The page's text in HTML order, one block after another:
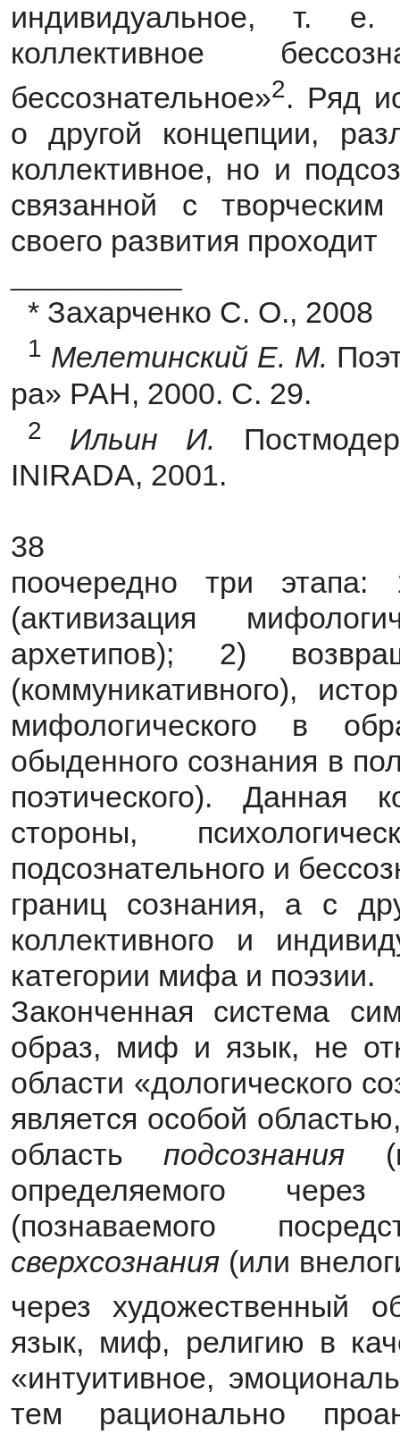
индивидуальное, т. е.
коллективное
бессознательное»2. Ряд
о другой концепции,
коллективное, но и
связанной с
своего развития проходит
* Захарченко С. О., 2008
1 Мелетинский Е. М.
ра» РАН, 2000. С. 29.
2 Ильин И.
INIRADA, 2001.
38
поочередно три этапа:
(активизация
архетипов); 2)
(коммуникативного),
мифологического в
обыденного сознания в
поэтического). Данная
стороны,
подсознательного и
границ сознания, а с
коллективного и
категории мифа и поэзии.
Законченная система
образ, миф и язык, не
области «дологического
является особой
областьподсознания
определяемого
(познаваемого
сверхсознания (или
через художественный
язык, миф, религию в
«интуитивное,
тем рационально